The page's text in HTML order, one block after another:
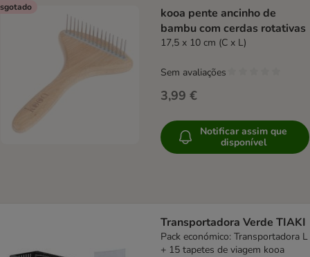
kooa pente ancinho de
bambu com cerdas rotativas
17,5 x 10 cm (C x L)
3,99 €
Sem avaliações
Notificar assim que
disponível
Transportadora Verde TIAKI
Pack económico: Transportadora L
+ 15 tapetes de viagem kooa